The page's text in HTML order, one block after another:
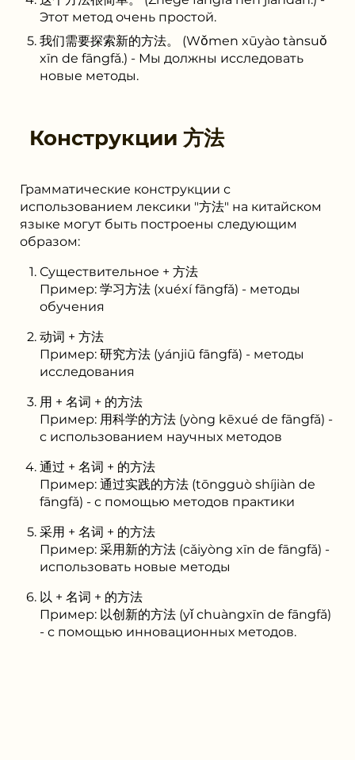
Этот метод очень простой.
我们需要探索新的方法。 (Wǒmen xūyào tànsuǒ
xīn de fāngfǎ.) - Мы должны исследовать
новые методы.
Конструкции 方法
Грамматические конструкции с
использованием лексики "方法" на китайском
языке могут быть построены следующим
образом:
Существительное + 方法
Пример: 学习方法 (xuéxí fāngfǎ) - методы
обучения
动词 + 方法
Пример: 研究方法 (yánjiū fāngfǎ) - методы
исследования
用 + 名词 + 的方法
Пример: 用科学的方法 (yòng kēxué de fāngfǎ) -
с использованием научных методов
通过 + 名词 + 的方法
Пример: 通过实践的方法 (tōngguò shíjiàn de
fāngfǎ) - с помощью методов практики
采用 + 名词 + 的方法
Пример: 采用新的方法 (cǎiyòng xīn de fāngfǎ) -
использовать новые методы
以 + 名词 + 的方法
Пример: 以创新的方法 (yǐ chuàngxīn de fāngfǎ)
- с помощью инновационных методов.